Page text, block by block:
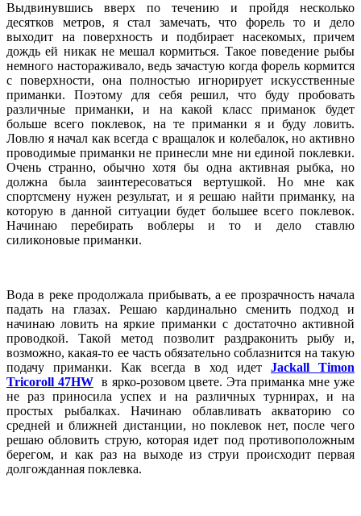
Выдвинувшись вверх по течению и пройдя несколько
десятков метров, я стал замечать, что форель то и дело
выходит на поверхность и подбирает насекомых, причем
дождь ей никак не мешал кормиться. Такое поведение рыбы
немного настораживало, ведь зачастую когда форель кормится
с поверхности, она полностью игнорирует искусственные
приманки. Поэтому для себя решил, что буду пробовать
различные приманки, и на какой класс приманок будет
больше всего поклевок, на те приманки я и буду ловить.
Ловлю я начал как всегда с вращалок и колебалок, но активно
проводимые приманки не принесли мне ни единой поклевки.
Очень странно, обычно хотя бы одна активная рыбка, но
должна была заинтересоваться вертушкой. Но мне как
спортсмену нужен результат, и я решаю найти приманку, на
которую в данной ситуации будет большее всего поклевок.
Начинаю перебирать воблеры и то и дело ставлю
силиконовые приманки.
Вода в реке продолжала прибывать, а ее прозрачность начала
падать на глазах. Решаю кардинально сменить подход и
начинаю ловить на яркие приманки с достаточно активной
проводкой. Такой метод позволит раздраконить рыбу и,
возможно, какая-то ее часть обязательно соблазнится на такую
подачу приманки. Как всегда в ход идет Jackall Timon
Tricoroll 47HWв ярко-розовом цвете. Эта приманка мне уже
не раз приносила успех и на различных турнирах, и на
простых рыбалках. Начинаю облавливать акваторию со
средней и ближней дистанции, но поклевок нет, после чего
решаю обловить струю, которая идет под противоположным
берегом, и как раз на выходе из струи происходит первая
долгожданная поклевка.